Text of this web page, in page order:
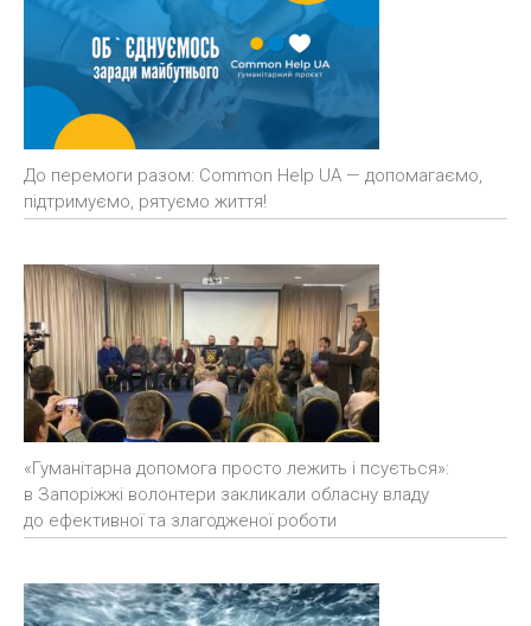
До перемоги разом: Common Help UA — допомагаємо,
підтримуємо, рятуємо життя!
«Гуманітарна допомога просто лежить і псується»:
в Запоріжжі волонтери закликали обласну владу
до ефективної та злагодженої роботи